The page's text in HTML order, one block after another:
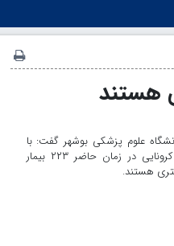
علوم پزشکی بوشهر گفت: با
بستری ۶۵ بیمار جدید در بخش‌های کرونایی در زمان حاضر ۲۲۳ بیمار
هستند.